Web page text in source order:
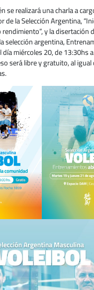
se realizará una charla a
de la Selección Argentina,
y la disertación
selección argentina,
miércoles 20, de 13:30hs
será libre y gratuito, al